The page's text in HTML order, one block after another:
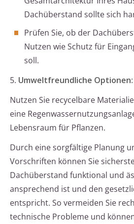
Dachüberstand sollte sich
Prüfen Sie, ob der
Nutzen wie Schutz für
soll.
5. Umweltfreundliche Optionen:
Nutzen Sie recycelbare
eine
Lebensraum für Pflanzen.
Durch eine sorgfältige Planung
Vorschriften können Sie
Dachüberstand funktional und
ansprechend ist und den
entspricht. So vermeiden Sie
technische Probleme und